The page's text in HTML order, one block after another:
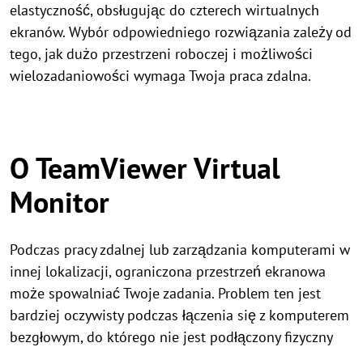
elastyczność, obsługując do czterech wirtualnych
ekranów. Wybór odpowiedniego rozwiązania zależy od
tego, jak dużo przestrzeni roboczej i możliwości
wielozadaniowości wymaga Twoja praca zdalna.
O TeamViewer Virtual
Monitor
Podczas pracy zdalnej lub zarządzania komputerami w
innej lokalizacji, ograniczona przestrzeń ekranowa
może spowalniać Twoje zadania. Problem ten jest
bardziej oczywisty podczas łączenia się z komputerem
bezgłowym, do którego nie jest podłączony fizyczny